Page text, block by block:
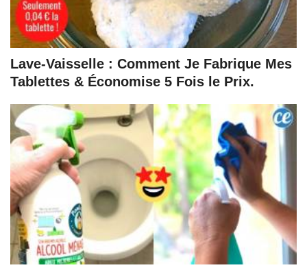
Lave-Vaisselle : Comment Je Fabrique Mes
Tablettes & Économise 5 Fois le Prix.